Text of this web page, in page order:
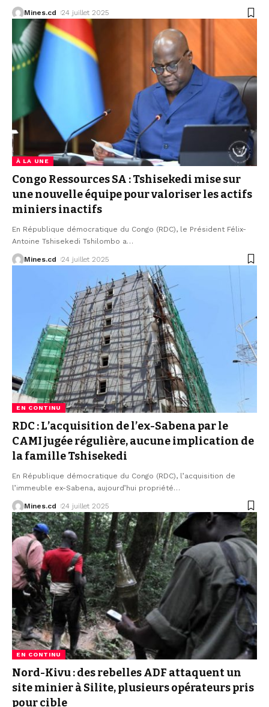
Mines.cd 24 juillet 2025
À LA UNE
Congo Ressources SA : Tshisekedi mise sur
une nouvelle équipe pour valoriser les actifs
miniers inactifs
En République démocratique du Congo (RDC), le Président Félix-
Antoine Tshisekedi Tshilombo a…
Mines.cd 24 juillet 2025
EN CONTINU
RDC : L’acquisition de l’ex-Sabena par le
CAMI jugée régulière, aucune implication de
la famille Tshisekedi
En République démocratique du Congo (RDC), l’acquisition de
l’immeuble ex-Sabena, aujourd’hui propriété…
Mines.cd 24 juillet 2025
EN CONTINU
Nord-Kivu : des rebelles ADF attaquent un
site minier à Silite, plusieurs opérateurs pris
pour cible